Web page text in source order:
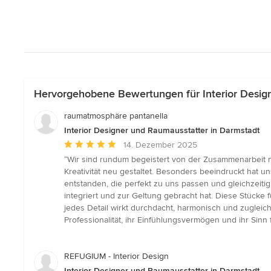
Hervorgehobene Bewertungen für Interior
raumatmosphäre pantanella
Interior Designer und Raumausstatter in Darmstadt
Durchschnittliche
Bewertung:
5
von
5
Sternen
14. Dezember 2025
“Wir sind rundum begeistert von der
Kreativität neu gestaltet. Besonders beeindruckt hat
entstanden, die perfekt zu uns passen und
integriert und zur Geltung gebracht hat. Diese
jedes Detail wirkt durchdacht, harmonisch und
Professionalität, ihr Einfühlungsvermögen und ihr
REFUGIUM - Interior Design